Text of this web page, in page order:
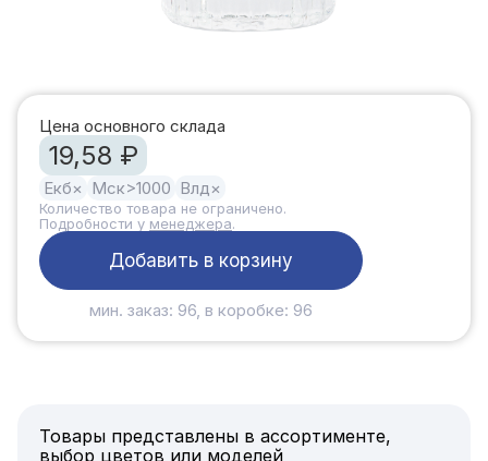
Цена основного склада
19,58 ₽
Екб× Мск>1000 Влд ×
Количество товара не ограничено.
Подробности у менеджера.
Добавить в корзину
мин. заказ: 96, в коробке: 96
Товары представлены в ассортименте,
выбор цветов или моделей